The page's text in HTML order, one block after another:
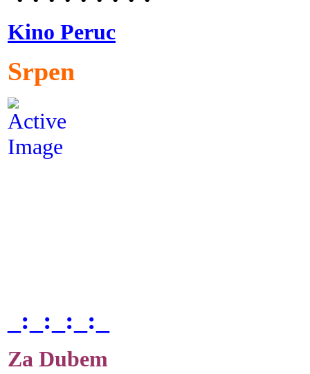
Kino Peruc
Srpen
_:_:_:_:_
Za Dubem